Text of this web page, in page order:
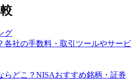
グ
各社の手数料・取引ツールやサービ
らどこ？NISAおすすめ銘柄・証券